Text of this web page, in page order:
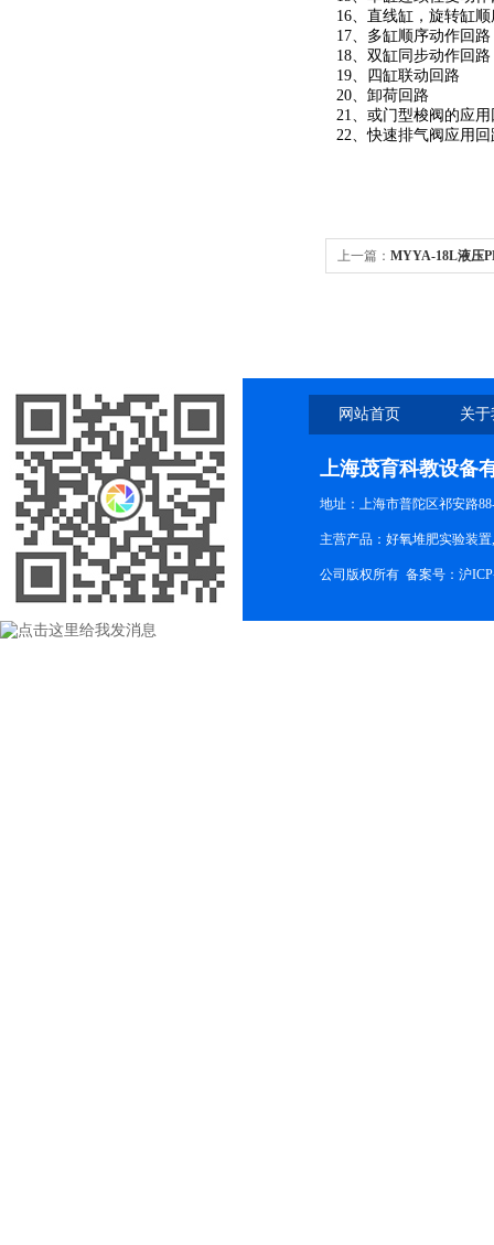
16、直线缸，旋转缸
17、多缸顺序动作回路
18、双缸同步动作回路
19、四缸联动回路
20、卸荷回路
21、或门型梭阀的应用
22、快速排气阀应用回
上一篇： MYYA-18L液压
网站首页 关
上海茂育科教设备
地址：上海市普陀区祁安路
主营产品：好氧堆肥实验装
公司版权所有 备案号： 沪